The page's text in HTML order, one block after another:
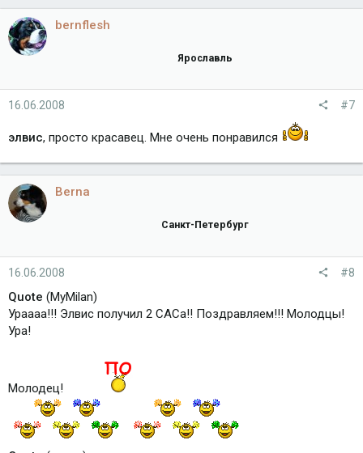
bernflesh
Ярославль
16.06.2008 #7
элвис, просто красавец. Мне очень понравился
Berna
Санкт-Петербург
16.06.2008 #8
Quote (MyMilan)
Ураааа!!! Элвис получил 2 САСа!! Поздравляем!!! Молодцы!
Ура!
Молодец!